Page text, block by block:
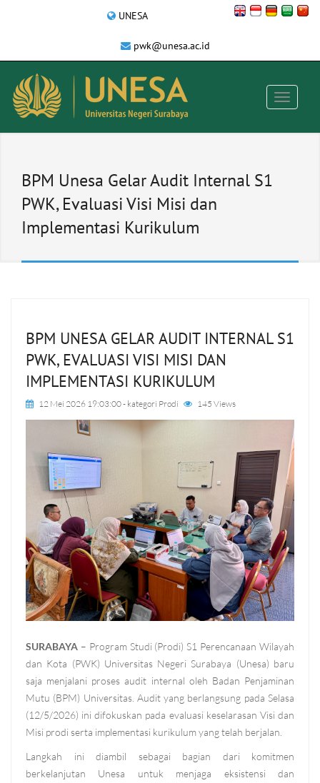
UNESA
pwk@unesa.ac.id
BPM Unesa Gelar Audit Internal S1
PWK, Evaluasi Visi Misi dan
Implementasi Kurikulum
BPM UNESA GELAR AUDIT INTERNAL S1
PWK, EVALUASI VISI MISI DAN
IMPLEMENTASI KURIKULUM
12 Mei 2026 19:03:00- kategori Prodi 145 Views
SURABAYA – Program Studi (Prodi) S1 Perencanaan Wilayah
dan Kota (PWK) Universitas Negeri Surabaya (Unesa) baru
saja menjalani proses audit internal oleh Badan Penjaminan
Mutu (BPM) Universitas. Audit yang berlangsung pada Selasa
(12/5/2026) ini difokuskan pada evaluasi keselarasan Visi dan
Misi prodi serta implementasi kurikulum yang telah berjalan.
Langkah ini diambil sebagai bagian dari komitmen
berkelanjutan Unesa untuk menjaga eksistensi dan